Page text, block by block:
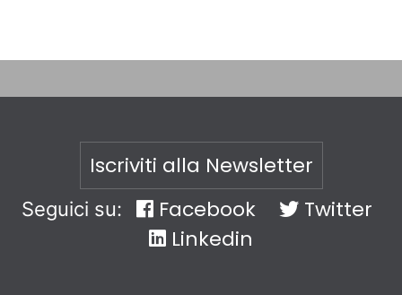
Iscriviti alla Newsletter
Seguici su: Facebook
Twitter
Linkedin